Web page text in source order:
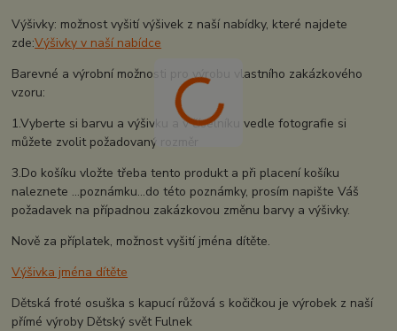
Výšivky: možnost vyšití výšivek z naší nabídky, které najdete
zde:Výšivky v naší nabídce
Barevné a výrobní možnosti pro výrobu vlastního zakázkového
vzoru:
1.Vyberte si barvu a výšivku a v číselníku vedle fotografie si
můžete zvolit požadovaný rozměr
3.Do košíku vložte třeba tento produkt a při placení košíku
naleznete ...poznámku...do této poznámky, prosím napište Váš
požadavek na případnou zakázkovou změnu barvy a výšivky.
Nově za příplatek, možnost vyšití jména dítěte.
Výšivka jména dítěte
Dětská froté osuška s kapucí růžová s kočičkou je výrobek z naší
přímé výroby Dětský svět Fulnek